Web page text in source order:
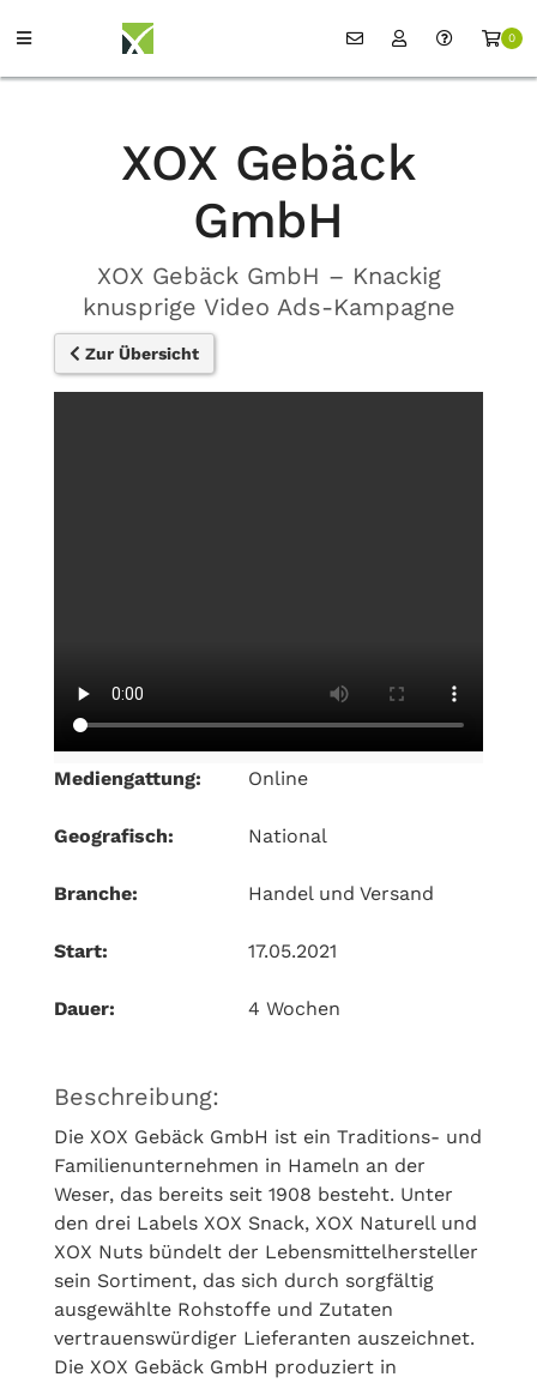
0
XOX Gebäck
GmbH
XOX Gebäck GmbH – Knackig
knusprige Video Ads-Kampagne
Zur Übersicht
Mediengattung: Online
Geografisch: National
Branche: Handel und Versand
Start: 17.05.2021
Dauer: 4 Wochen
Beschreibung:
Die XOX Gebäck GmbH ist ein Traditions- und
Familienunternehmen in Hameln an der
Weser, das bereits seit 1908 besteht. Unter
den drei Labels XOX Snack, XOX Naturell und
XOX Nuts bündelt der Lebensmittelhersteller
sein Sortiment, das sich durch sorgfältig
ausgewählte Rohstoffe und Zutaten
vertrauenswürdiger Lieferanten auszeichnet.
Die XOX Gebäck GmbH produziert in